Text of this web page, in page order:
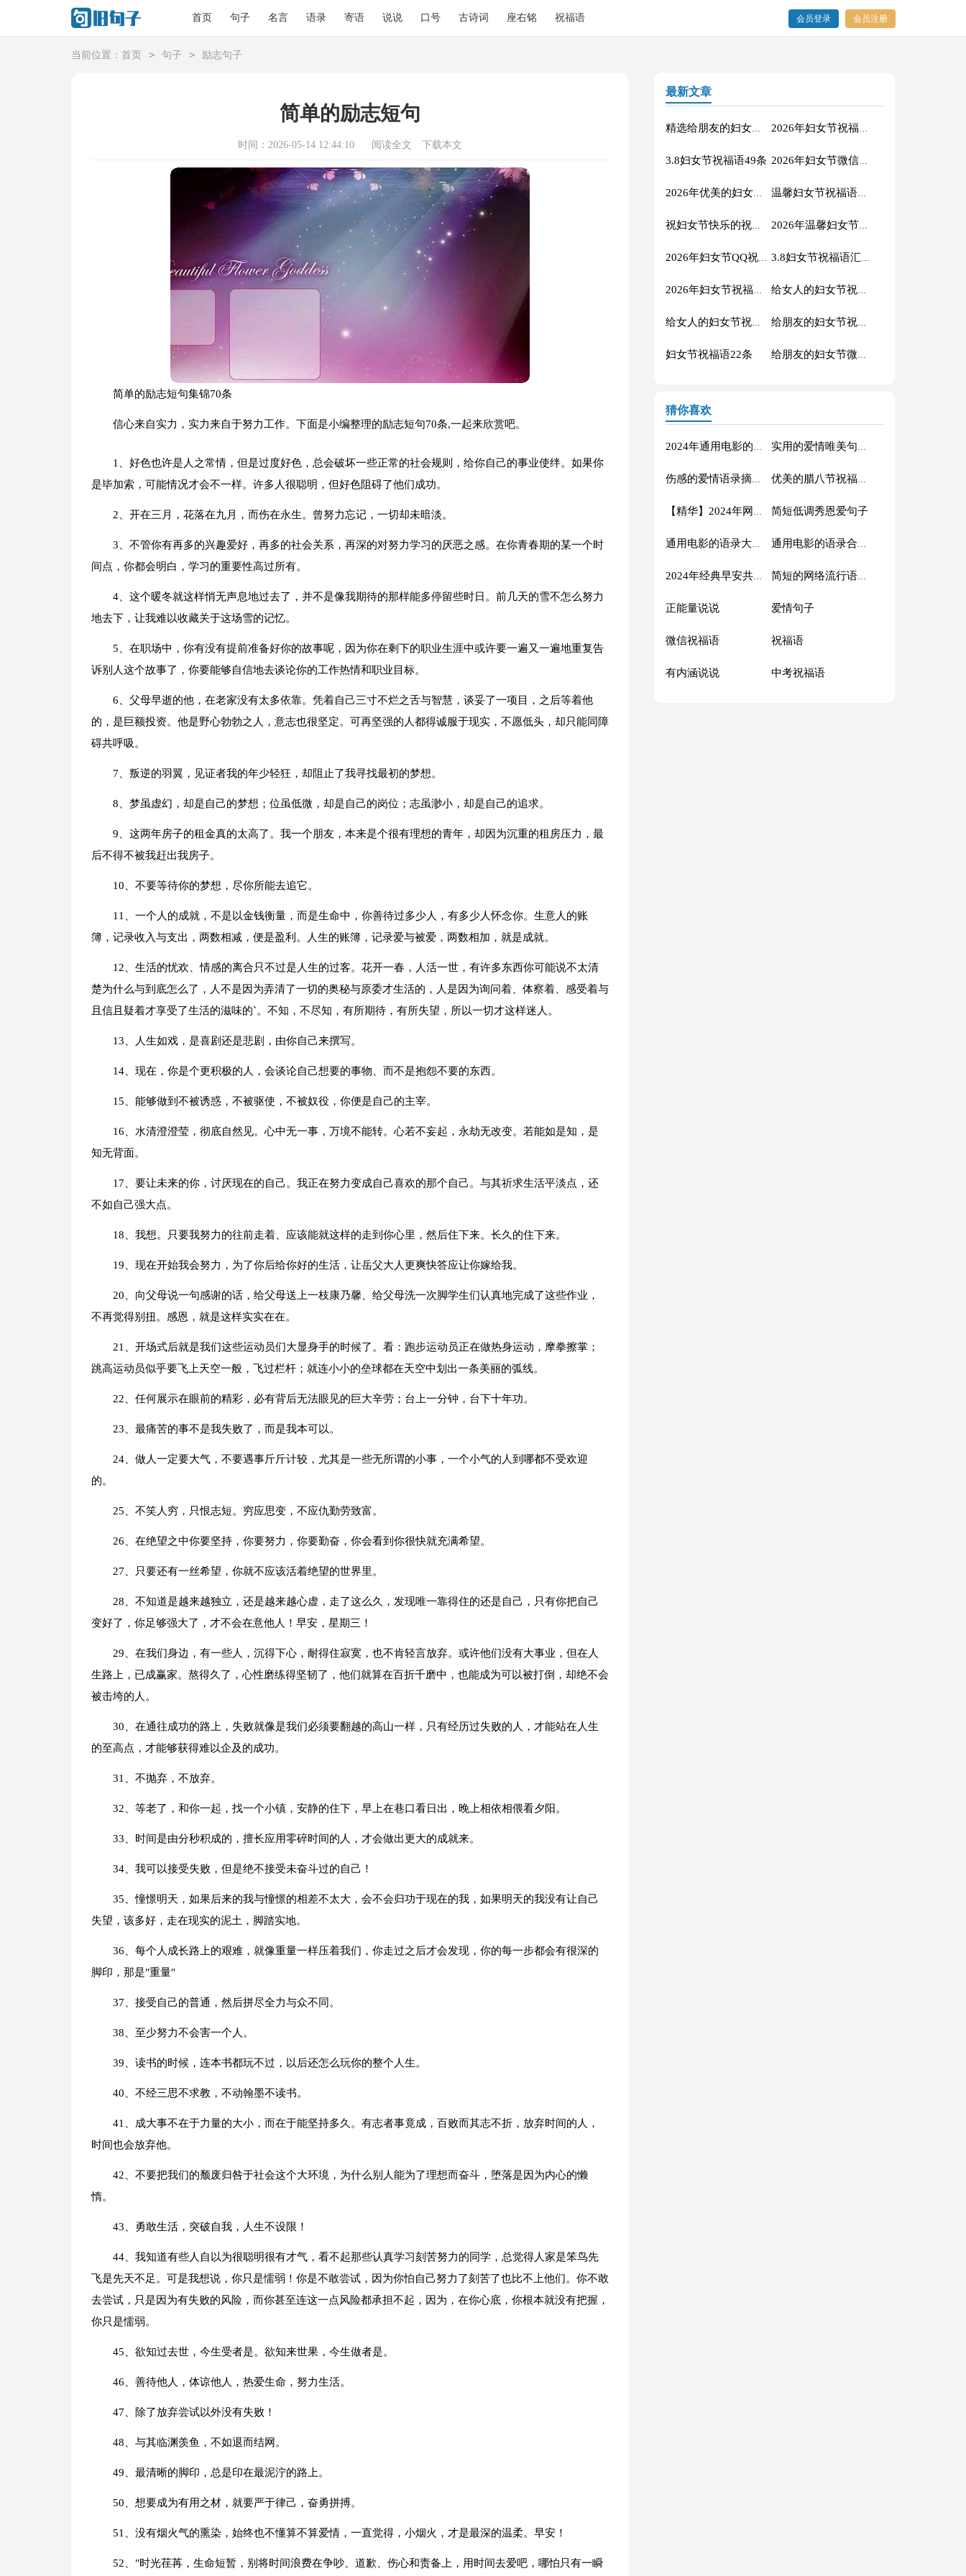
首页 句子 名言 语录 寄语 说说 口号 古诗词 座右铭 祝福语 会员登录 会员注册
当前位置： 首页 > 句子 > 励志句子
简单的励志短句
时间：2026-05-14 12:44:10 阅读全文 下载本文
简单的励志短句集锦70条
信心来自实力，实力来自于努力工作。下面是小编整理的励志短句70条,一起来欣赏吧。
1、好色也许是人之常情，但是过度好色，总会破坏一些正常的社会规则，给你自己的事业使绊。如果你
是毕加索，可能情况才会不一样。许多人很聪明，但好色阻碍了他们成功。
2、开在三月，花落在九月，而伤在永生。曾努力忘记，一切却未暗淡。
3、不管你有再多的兴趣爱好，再多的社会关系，再深的对努力学习的厌恶之感。在你青春期的某一个时
间点，你都会明白，学习的重要性高过所有。
4、这个暖冬就这样悄无声息地过去了，并不是像我期待的那样能多停留些时日。前几天的雪不怎么努力
地去下，让我难以收藏关于这场雪的记忆。
5、在职场中，你有没有提前准备好你的故事呢，因为你在剩下的职业生涯中或许要一遍又一遍地重复告
诉别人这个故事了，你要能够自信地去谈论你的工作热情和职业目标。
6、父母早逝的他，在老家没有太多依靠。凭着自己三寸不烂之舌与智慧，谈妥了一项目，之后等着他
的，是巨额投资。他是野心勃勃之人，意志也很坚定。可再坚强的人都得诚服于现实，不愿低头，却只能同障
碍共呼吸。
7、叛逆的羽翼，见证者我的年少轻狂，却阻止了我寻找最初的梦想。
8、梦虽虚幻，却是自己的梦想；位虽低微，却是自己的岗位；志虽渺小，却是自己的追求。
9、这两年房子的租金真的太高了。我一个朋友，本来是个很有理想的青年，却因为沉重的租房压力，最
后不得不被我赶出我房子。
10、不要等待你的梦想，尽你所能去追它。
11、一个人的成就，不是以金钱衡量，而是生命中，你善待过多少人，有多少人怀念你。生意人的账
簿，记录收入与支出，两数相减，便是盈利。人生的账簿，记录爱与被爱，两数相加，就是成就。
12、生活的忧欢、情感的离合只不过是人生的过客。花开一春，人活一世，有许多东西你可能说不太清
楚为什么与到底怎么了，人不是因为弄清了一切的奥秘与原委才生活的，人是因为询问着、体察着、感受着与
且信且疑着才享受了生活的滋味的`。不知，不尽知，有所期待，有所失望，所以一切才这样迷人。
13、人生如戏，是喜剧还是悲剧，由你自己来撰写。
14、现在，你是个更积极的人，会谈论自己想要的事物、而不是抱怨不要的东西。
15、能够做到不被诱惑，不被驱使，不被奴役，你便是自己的主宰。
16、水清澄澄莹，彻底自然见。心中无一事，万境不能转。心若不妄起，永劫无改变。若能如是知，是
知无背面。
17、要让未来的你，讨厌现在的自己。我正在努力变成自己喜欢的那个自己。与其祈求生活平淡点，还
不如自己强大点。
18、我想。只要我努力的往前走着、应该能就这样的走到你心里，然后住下来。长久的住下来。
19、现在开始我会努力，为了你后给你好的生活，让岳父大人更爽快答应让你嫁给我。
20、向父母说一句感谢的话，给父母送上一枝康乃馨、给父母洗一次脚学生们认真地完成了这些作业，
不再觉得别扭。感恩，就是这样实实在在。
21、开场式后就是我们这些运动员们大显身手的时候了。看：跑步运动员正在做热身运动，摩拳擦掌；
跳高运动员似乎要飞上天空一般，飞过栏杆；就连小小的垒球都在天空中划出一条美丽的弧线。
22、任何展示在眼前的精彩，必有背后无法眼见的巨大辛劳；台上一分钟，台下十年功。
23、最痛苦的事不是我失败了，而是我本可以。
24、做人一定要大气，不要遇事斤斤计较，尤其是一些无所谓的小事，一个小气的人到哪都不受欢迎
的。
25、不笑人穷，只恨志短。穷应思变，不应仇勤劳致富。
26、在绝望之中你要坚持，你要努力，你要勤奋，你会看到你很快就充满希望。
27、只要还有一丝希望，你就不应该活着绝望的世界里。
28、不知道是越来越独立，还是越来越心虚，走了这么久，发现唯一靠得住的还是自己，只有你把自己
变好了，你足够强大了，才不会在意他人！早安，星期三！
29、在我们身边，有一些人，沉得下心，耐得住寂寞，也不肯轻言放弃。或许他们没有大事业，但在人
生路上，已成赢家。熬得久了，心性磨练得坚韧了，他们就算在百折千磨中，也能成为可以被打倒，却绝不会
被击垮的人。
30、在通往成功的路上，失败就像是我们必须要翻越的高山一样，只有经历过失败的人，才能站在人生
的至高点，才能够获得难以企及的成功。
31、不抛弃，不放弃。
32、等老了，和你一起，找一个小镇，安静的住下，早上在巷口看日出，晚上相依相偎看夕阳。
33、时间是由分秒积成的，擅长应用零碎时间的人，才会做出更大的成就来。
34、我可以接受失败，但是绝不接受未奋斗过的自己！
35、憧憬明天，如果后来的我与憧憬的相差不太大，会不会归功于现在的我，如果明天的我没有让自己
失望，该多好，走在现实的泥土，脚踏实地。
36、每个人成长路上的艰难，就像重量一样压着我们，你走过之后才会发现，你的每一步都会有很深的
脚印，那是"重量"
37、接受自己的普通，然后拼尽全力与众不同。
38、至少努力不会害一个人。
39、读书的时候，连本书都玩不过，以后还怎么玩你的整个人生。
40、不经三思不求教，不动翰墨不读书。
41、成大事不在于力量的大小，而在于能坚持多久。有志者事竟成，百败而其志不折，放弃时间的人，
时间也会放弃他。
42、不要把我们的颓废归咎于社会这个大环境，为什么别人能为了理想而奋斗，堕落是因为内心的懒
惰。
43、勇敢生活，突破自我，人生不设限！
44、我知道有些人自以为很聪明很有才气，看不起那些认真学习刻苦努力的同学，总觉得人家是笨鸟先
飞是先天不足。可是我想说，你只是懦弱！你是不敢尝试，因为你怕自己努力了刻苦了也比不上他们。你不敢
去尝试，只是因为有失败的风险，而你甚至连这一点风险都承担不起，因为，在你心底，你根本就没有把握，
你只是懦弱。
45、欲知过去世，今生受者是。欲知来世果，今生做者是。
46、善待他人，体谅他人，热爱生命，努力生活。
47、除了放弃尝试以外没有失败！
48、与其临渊羡鱼，不如退而结网。
49、最清晰的脚印，总是印在最泥泞的路上。
50、想要成为有用之材，就要严于律己，奋勇拼搏。
51、没有烟火气的熏染，始终也不懂算不算爱情，一直觉得，小烟火，才是最深的温柔。早安！
52、"时光荏苒，生命短暂，别将时间浪费在争吵、道歉、伤心和责备上，用时间去爱吧，哪怕只有一瞬
最新文章
3.8妇女节祝福语49条
妇女节祝福语22条
猜你喜欢
2024年通用电影的语录摘录88条 实用的爱情唯美句子汇编56条
伤感的爱情语录摘录81条 优美的腊八节祝福语71条
【精华】2024年网络流行的语录摘录32句 简短低调秀恩爱句子
通用电影的语录大汇总88条 通用电影的语录合集70条
2024年经典早安共勉句子短信汇总41句 简短的网络流行语录摘录50句
正能量说说 爱情句子
微信祝福语 祝福语
有内涵说说 中考祝福语